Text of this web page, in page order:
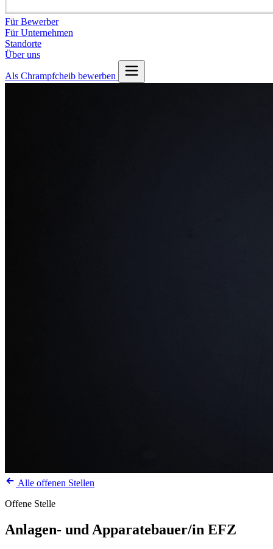
Für Bewerber
Für Unternehmen
Standorte
Über uns
Als Chrampfcheib bewerben
Alle offenen Stellen
Offene Stelle
Anlagen- und Apparatebauer/in EFZ